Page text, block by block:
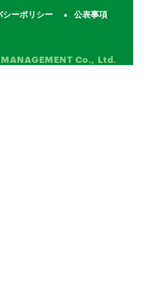
シーポリシー 公表事項
Co., Ltd.